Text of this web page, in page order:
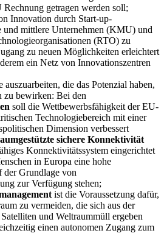
getragen werden soll;
Innovation durch Start-up-
und mittlere Unternehmen (KMU) und
(RTO) zu
zu neuen Möglichkeiten erleichtert
ein Netz von Innovationszentren
die das Potenzial haben,
zu bewirken: Bei den
soll die Wettbewerbsfähigkeit der EU-
Technologiebereich mit einer
Dimension verbessert
sichere Konnektivität
Konnektivitätssystem eingerichtet
in Europa eine hohe
der Grundlage von
zur Verfügung stehen;
ist die Voraussetzung dafür,
zu vermeiden, die sich aus der
und Weltraummüll ergeben
einen autonomen Zugang zum